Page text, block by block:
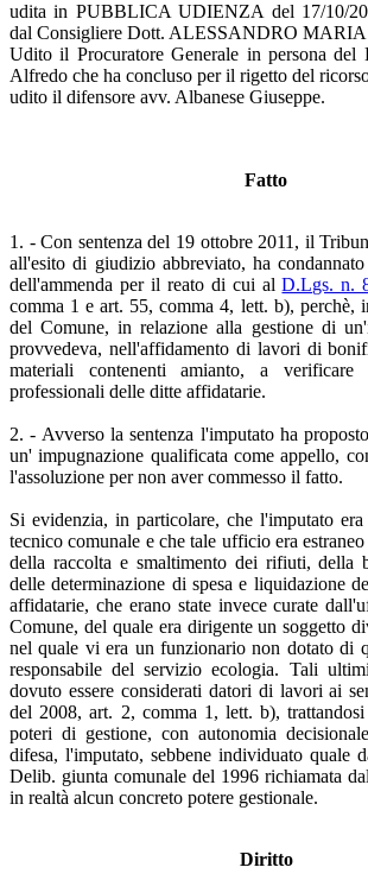
udita in PUBBLICA UDIENZA del 17/10/
dal Consigliere Dott. ALESSANDRO
Udito il Procuratore Generale in persona
Alfredo che ha concluso per il rigetto del
udito il difensore avv. Albanese Giuseppe.
Fatto
1. - Con sentenza del 19 ottobre 2011, il
all'esito di giudizio abbreviato, ha
dell'ammenda per il reato di cui alD.Lgs. n.
comma 1 e art. 55, comma 4, lett. b), perchè,
del Comune, in relazione alla gestione di
provvedeva, nell'affidamento di lavori di
materiali contenenti amianto, a
professionali delle ditte affidatarie.
2. - Avverso la sentenza l'imputato ha
un' impugnazione qualificata come appello,
l'assoluzione per non aver commesso il fatto.
Si evidenzia, in particolare, che l'imputato
tecnico comunale e che tale ufficio era
della raccolta e smaltimento dei rifiuti, della
delle determinazione di spesa e liquidazione
affidatarie, che erano state invece curate
Comune, del quale era dirigente un soggetto
nel quale vi era un funzionario non dotato di
responsabile del servizio ecologia. Tali
dovuto essere considerati datori di lavori ai
del 2008, art. 2, comma 1, lett. b),
poteri di gestione, con autonomia
difesa, l'imputato, sebbene individuato quale
Delib. giunta comunale del 1996 richiamata
in realtà alcun concreto potere gestionale.
Diritto